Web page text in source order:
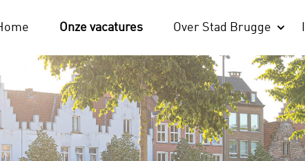
Onze vacatures Over Stad Brugge